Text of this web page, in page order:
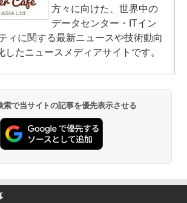
方々に向けた、世界中の
データセンター・ITイン
ィに関する最新ニュースや技術動向
したニュースメディアサイトです。
で当サイトの記事を優先表示させる